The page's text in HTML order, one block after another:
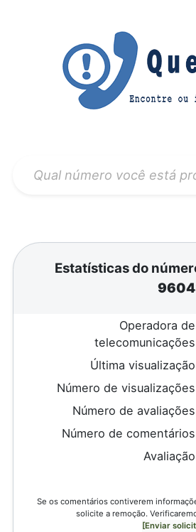
Estatísticas do
Operadora de
telecomunicações
Última visualização
Número de visualizações
Número de avaliações
Número de comentários
Avaliação
Se os comentários contiverem
solicite a remoção.
[Enviar